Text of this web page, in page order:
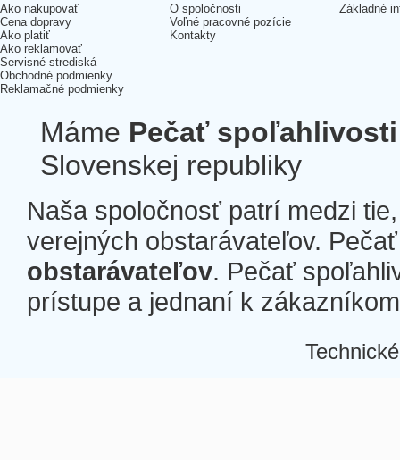
Ako nakupovať
Cena dopravy
Ako platiť
Ako reklamovať
Servisné strediská
Obchodné podmienky
Reklamačné podmienky
O spoločnosti
Voľné pracovné pozície
Kontakty
Základné
Máme Pečať spoľahlivosti
Slovenskej republiky
Naša spoločnosť patrí medzi
verejných obstarávateľov.
obstarávateľov. Pečať
prístupe a jednaní k